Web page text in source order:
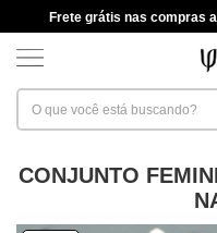
Frete grátis nas compras
CONJUNTO